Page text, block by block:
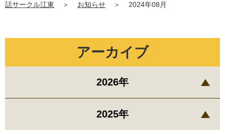
話サークル江東
＞ お知らせ ＞ 2024年08月
アーカイブ
2026年
2025年